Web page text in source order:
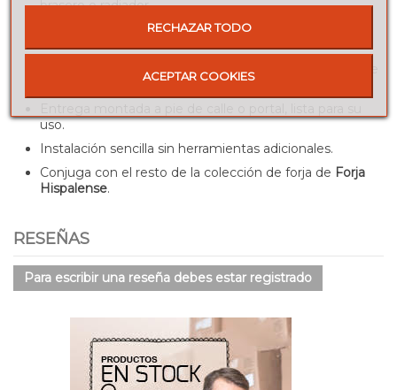
brasero o radiador.
Modelo elevable con dos posiciones de altura, para
máxima versatilidad.
Compatible con tapas de vidrio y protección interior de
uso.
Instalación sencilla sin herramientas adicionales.
Conjuga con el resto de la colección de forja de Forja
Hispalense.
RESEÑAS
Para escribir una reseña debes estar registrado
RECHAZAR TODO
ACEPTAR COOKIES